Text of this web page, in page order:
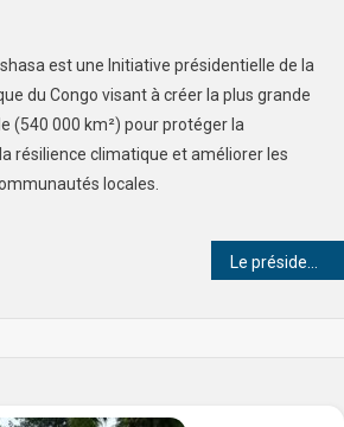
est une Initiative présidentielle de la
du Congo visant à créer la plus grande
(540 000 km²) pour protéger la
résilience climatique et améliorer les
locales.